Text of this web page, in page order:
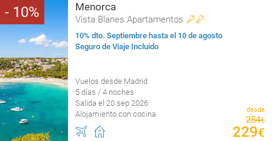
10 Menorca
Vista Blanes Apartamentos
10% dto. Septiembre hasta el 10 de agosto
Seguro de Viaje Incluido
Vuelos desde Madrid
5 días / 4 noches
Salida el 20 sep 2026
Alojamiento con cocina
desde
254€
229€